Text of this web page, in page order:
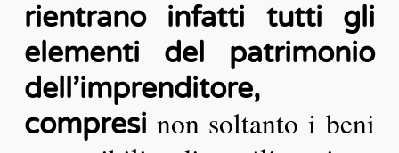
rientrano infatti tutti gli
elementi del patrimonio
dell’imprenditore,
compresi non soltanto i beni